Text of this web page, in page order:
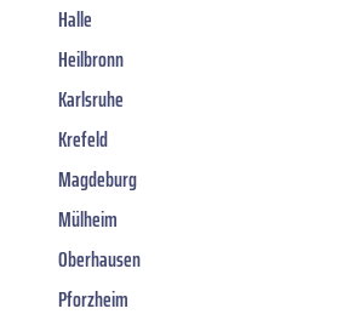
Halle
Heilbronn
Karlsruhe
Krefeld
Magdeburg
Mülheim
Oberhausen
Pforzheim